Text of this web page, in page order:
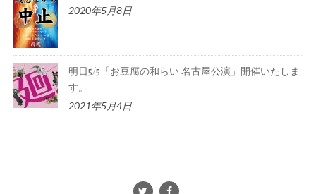
2020年5月8日
明日5/5「お豆腐の和らい 名古屋公演」開催いたしま
す。
2021年5月4日